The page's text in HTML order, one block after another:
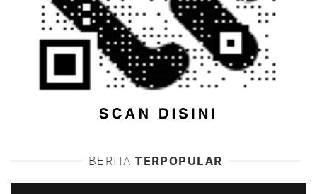
BERITA TERPOPULAR